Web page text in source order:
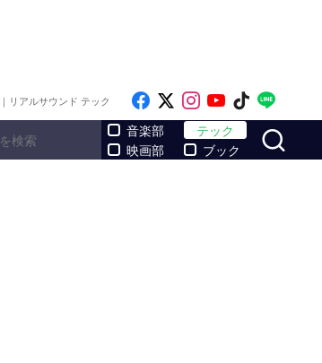
リアルサウンド テック Like on Facebook
Follow on x
Follow on
Follow on
Follow
音楽部
映画部
テック
ブック